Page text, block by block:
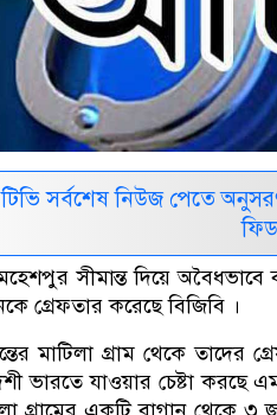
সর্বশেষ নিউজ পেতে
সীমান্ত দিয়ে
গ্রেফতার করেছে বিজিবি ।
মাটিলা গ্রাম থেকে তাদের
ভারতে যাওয়ার চেষ্টা করছে